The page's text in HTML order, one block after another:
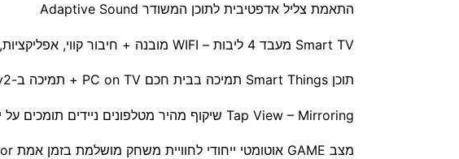
התאמת צליל אדפטיבית לתוכן המשודר Adaptive Sound
Smart TV מעבד 4 ליבות – WIFI מובנה + חיבור קווי, אפליקציות, דפדפן, שיתוף ושיקוף
תוכן Smart Things תמיכה בבית חכם PC on TV + תמיכה ב-Apple AirPlay2
Tap View – Mirroring שיקוף מהיר מטלפונים ניידים תומכים על ידי הקשה בלבד
מצב GAME אוטומטי ייחודי לחוויית משחק מושלמת בזמן אמת Auto Low Latency Mode (ALLM) Motion Xcelerator